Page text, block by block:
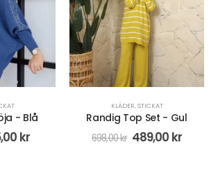
- Gul
kr
KLÄDER,STICKAT
Ribbstickad Slipove - Svart
198,00kr 99,00kr